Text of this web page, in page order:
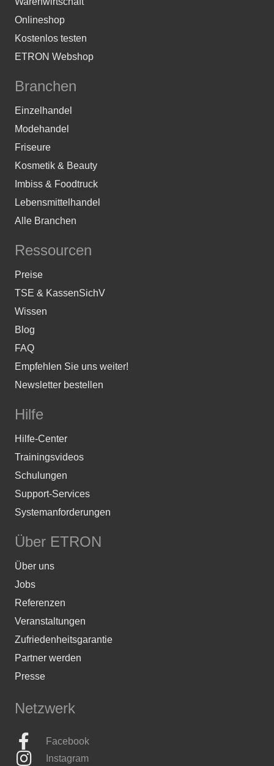
Onlineshop
Kostenlos testen
ETRON Webshop
Branchen
Einzelhandel
Modehandel
Friseure
Kosmetik & Beauty
Imbiss & Foodtruck
Lebensmittelhandel
Alle Branchen
Ressourcen
Preise
TSE & KassenSichV
Wissen
Blog
FAQ
Empfehlen Sie uns weiter!
Newsletter bestellen
Hilfe
Hilfe-Center
Trainingsvideos
Schulungen
Support-Services
Systemanforderungen
Über ETRON
Über uns
Jobs
Referenzen
Veranstaltungen
Zufriedenheitsgarantie
Partner werden
Presse
Netzwerk
Facebook
Instagram